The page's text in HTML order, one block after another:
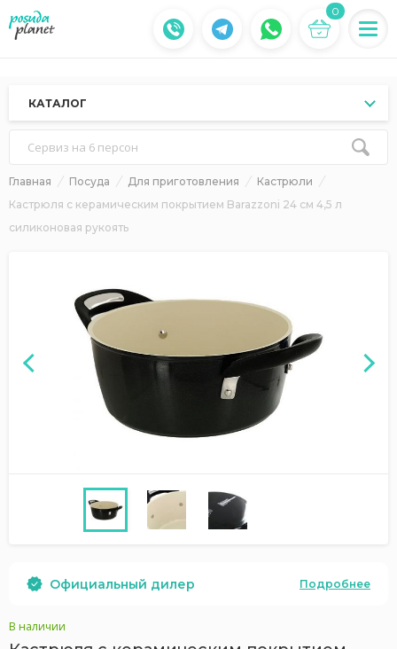
0
КАТАЛОГ
Сервиз на 6 персон
Главная Посуда Для приготовления
Кастрюли
Кастрюля с керамическим покрытием Barazzoni 24 см 4,5 л
силиконовая рукоять
Официальный дилер Подробнее
В наличии